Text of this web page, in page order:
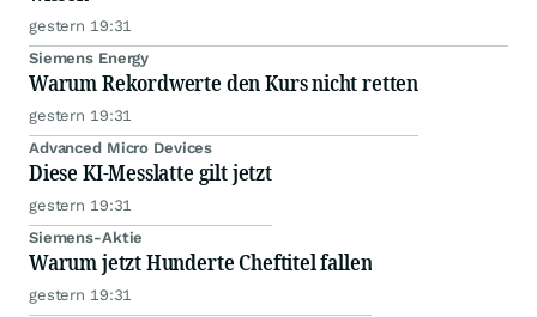
gestern 19:31
Siemens Energy
Warum Rekordwerte den Kurs nicht retten
gestern 19:31
Advanced Micro Devices
Diese KI-Messlatte gilt jetzt
gestern 19:31
Siemens-Aktie
Warum jetzt Hunderte Cheftitel fallen
gestern 19:31